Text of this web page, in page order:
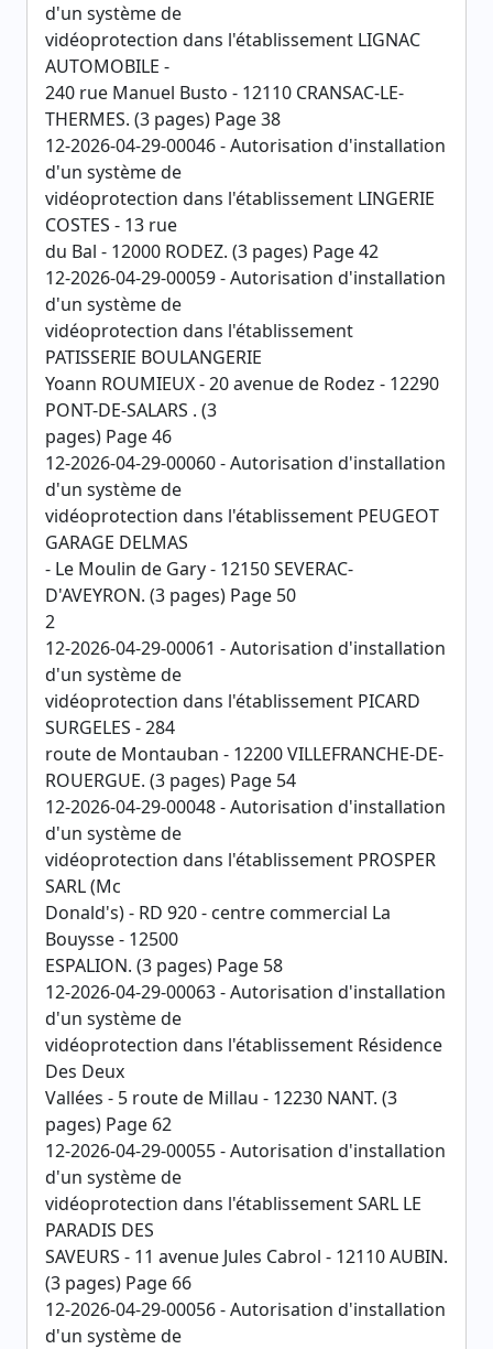
d'un système de
vidéoprotection dans l'établissement LIGNAC
AUTOMOBILE -
240 rue Manuel Busto - 12110 CRANSAC-LE-
THERMES. (3 pages) Page 38
12-2026-04-29-00046 - Autorisation d'installation
d'un système de
vidéoprotection dans l'établissement LINGERIE
COSTES - 13 rue
du Bal - 12000 RODEZ. (3 pages) Page 42
12-2026-04-29-00059 - Autorisation d'installation
d'un système de
vidéoprotection dans l'établissement
PATISSERIE BOULANGERIE
Yoann ROUMIEUX - 20 avenue de Rodez - 12290
PONT-DE-SALARS . (3
pages) Page 46
12-2026-04-29-00060 - Autorisation d'installation
d'un système de
vidéoprotection dans l'établissement PEUGEOT
GARAGE DELMAS
- Le Moulin de Gary - 12150 SEVERAC-
D'AVEYRON. (3 pages) Page 50
2
12-2026-04-29-00061 - Autorisation d'installation
d'un système de
vidéoprotection dans l'établissement PICARD
SURGELES - 284
route de Montauban - 12200 VILLEFRANCHE-DE-
ROUERGUE. (3 pages) Page 54
12-2026-04-29-00048 - Autorisation d'installation
d'un système de
vidéoprotection dans l'établissement PROSPER
SARL (Mc
Donald's) - RD 920 - centre commercial La
Bouysse - 12500
ESPALION. (3 pages) Page 58
12-2026-04-29-00063 - Autorisation d'installation
d'un système de
vidéoprotection dans l'établissement Résidence
Des Deux
Vallées - 5 route de Millau - 12230 NANT. (3
pages) Page 62
12-2026-04-29-00055 - Autorisation d'installation
d'un système de
vidéoprotection dans l'établissement SARL LE
PARADIS DES
SAVEURS - 11 avenue Jules Cabrol - 12110 AUBIN.
(3 pages) Page 66
12-2026-04-29-00056 - Autorisation d'installation
d'un système de